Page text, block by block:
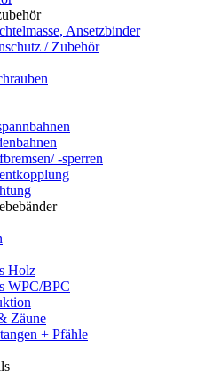
Ansetzbinder
/ Zubehör
-sperren
Holz
WPC/BPC
Zäune
+ Pfähle